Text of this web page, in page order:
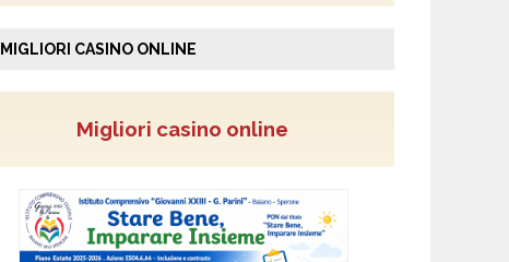
MIGLIORI CASINO ONLINE
Migliori casino online